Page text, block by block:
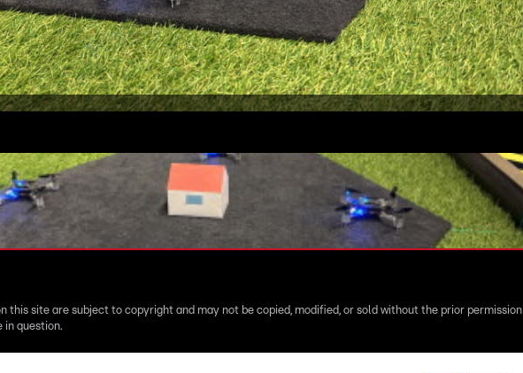
this site are subject to copyright and may not be copied, modified, or sold without the prior permission
in question.